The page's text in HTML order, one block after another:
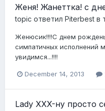
Женя! Жанеттка! с
topic ответил Piterbest в
Женюсик!!!!С днем
симпатичных исполнений
увидимся...!!!!
December 14, 2013
Lady XXX-ну просто